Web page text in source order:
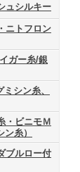
ュシルキー
ニトフロン
ガー糸/銀
シン糸、
・ビニモＭ
ン糸）
ブルロー付